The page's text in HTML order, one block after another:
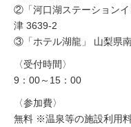
②「河口湖ステーション
津 3639-2
③「ホテル湖龍」 山梨県
〈受付時間〉
9：00～15：00
〈参加費〉
無料 ※温泉等の施設利用